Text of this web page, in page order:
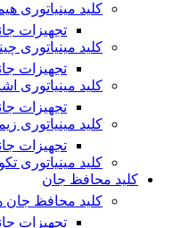
کلید مینیاتوری
تجهیزات
کلید مینیاتوری
تجهیزات
کلید مینیاتوری
تجهیزات
کلید مینیاتوری
تجهیزات
کلید مینیاتوری تکو
کلید محافظ جان
کلید محافظ جان
تجهیزات